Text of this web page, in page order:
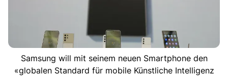
Samsung will mit seinem neuen Smartphone den
«globalen Standard für mobile Künstliche Intelligenz